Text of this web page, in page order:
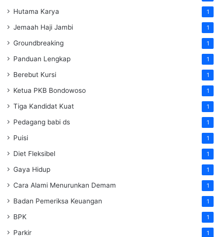
Hutama Karya 1
Jemaah Haji Jambi 1
Groundbreaking 1
Panduan Lengkap 1
Berebut Kursi 1
Ketua PKB Bondowoso 1
Tiga Kandidat Kuat 1
Pedagang babi ds 1
Puisi 1
Diet Fleksibel 1
Gaya Hidup 1
Cara Alami Menurunkan Demam 1
Badan Pemeriksa Keuangan 1
BPK 1
Parkir 1